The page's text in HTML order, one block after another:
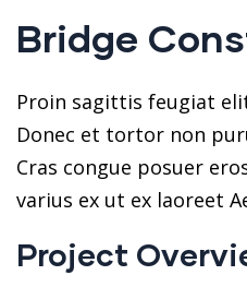
Bridge
Proin sagittis feugiat
Donec et tortor non
Cras congue posuer
varius ex ut ex laoreet
Project